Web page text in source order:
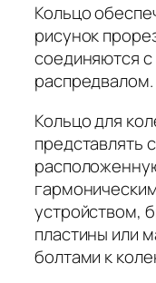
Кольцо
рисунок
соединяются
распредвалом.
Кольцо для
представлять
устройством,
пластины или
болтами к